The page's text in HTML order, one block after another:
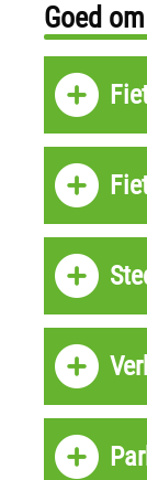
Goed